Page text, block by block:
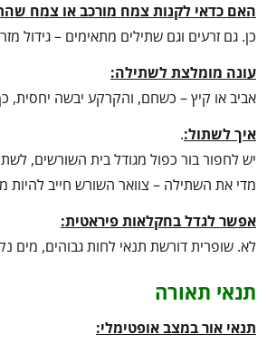
האם כדאי לקנות צמח מורכב או צמח
כן. גם זרעים וגם שתילים מתאימים – גידול
עונה מומלצת לשתילה:
אביב או קיץ – כשחם, והקרקע יבשה יחסית,
איך לשתול:.
יש לחפור בור כפול מגודל בית השורשים,
מדי את השתילה – צוואר השורש חייב להיות
אפשר לגדל בחקלאות פיראטית:
לא. שופרית דורשת תנאי לחות גבוהים, מים
תנאי תאורה
תנאי אור במצב אופטימלי: